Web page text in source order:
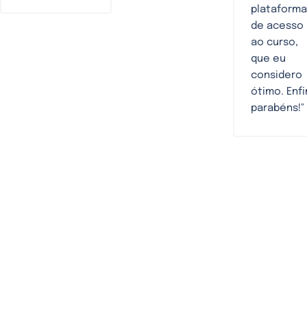
plataforma
de acesso
ao curso,
que eu
considero
ótimo.
parabéns!"